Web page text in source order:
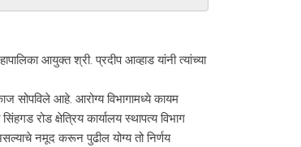
आयुक्त श्री. प्रदीप आव्हाड यांनी त्यांच्या
सोपविले आहे. आरोग्य विभागामध्ये कायम
रोड क्षेत्रिय कार्यालय स्थापत्य विभाग
नमूद करून पुढील योग्य तो निर्णय